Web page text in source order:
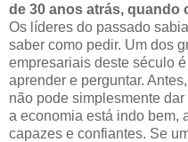
de 30 anos atrás, quando
Os líderes do passado
saber como pedir. Um dos
empresariais deste século
aprender e perguntar.
não pode simplesmente
a economia está indo bem,
capazes e confiantes. Se